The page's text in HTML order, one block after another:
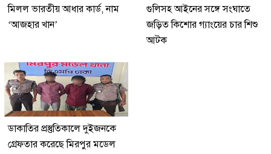
মিলল ভারতীয় আধার কার্ড, নাম
‘আজহার খান’
গুলিসহ আইনের সঙ্গে সংঘাতে
জড়িত কিশোর গ্যাংয়ের চার শিশু
আটক
ডাকাতির প্রস্তুতিকালে দুইজনকে
গ্রেফতার করেছে মিরপুর মডেল